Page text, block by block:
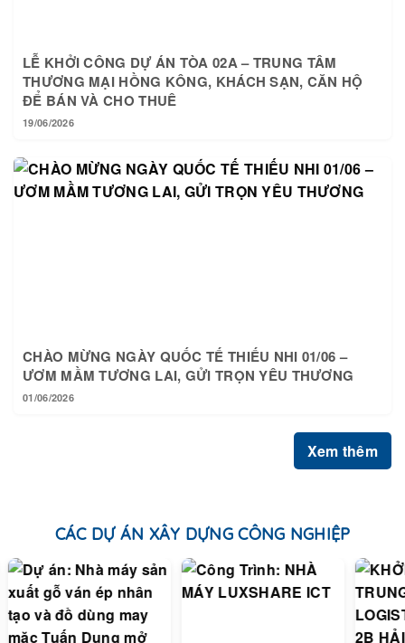
LỄ KHỞI CÔNG DỰ ÁN TÒA 02A – TRUNG TÂM
THƯƠNG MẠI HỒNG KÔNG, KHÁCH SẠN, CĂN HỘ
ĐỂ BÁN VÀ CHO THUÊ
19/06/2026
CHÀO MỪNG NGÀY QUỐC TẾ THIẾU NHI 01/06 –
ƯƠM MẦM TƯƠNG LAI, GỬI TRỌN YÊU THƯƠNG
01/06/2026
Xem thêm
CÁC DỰ ÁN XÂY DỰNG CÔNG NGHIỆP